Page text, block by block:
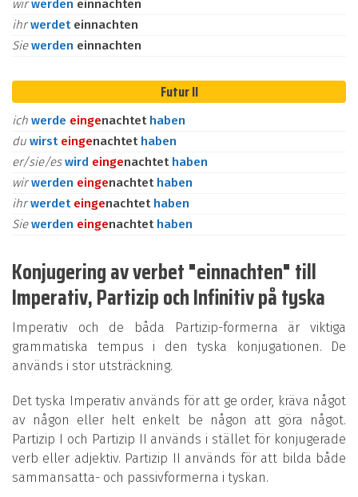
wirwerden einnachten
ihrwerdet einnachten
Siewerden einnachten
Futur II
ich werde eingenachtet haben
du wirst eingenachtet haben
er/sie/eswird eingenachtet haben
wirwerden eingenachtet haben
ihrwerdet eingenachtet haben
Siewerden eingenachtet haben
Konjugering av verbet "einnachten" till
Imperativ, Partizip och Infinitiv på tyska
Imperativ och de båda Partizip-formerna är viktiga
grammatiska tempus i den tyska konjugationen. De
används i stor utsträckning.
Det tyska Imperativ används för att ge order, kräva något
av någon eller helt enkelt be någon att göra något.
Partizip I och Partizip II används i stället för konjugerade
verb eller adjektiv. Partizip II används för att bilda både
sammansatta- och passivformerna i tyskan.